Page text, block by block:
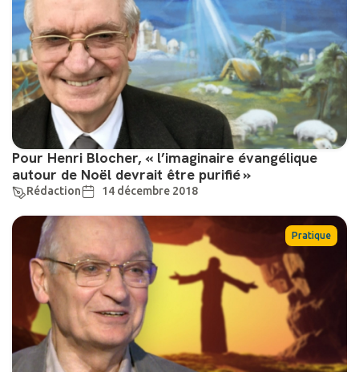
Pour Henri Blocher, « l’imaginaire évangélique
autour de Noël devrait être purifié »
Rédaction 14 décembre 2018
Pratique